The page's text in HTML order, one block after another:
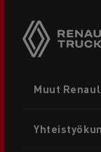
menu
Muut